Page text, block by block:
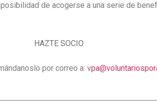
de acogerse a una serie de
por correo a: v